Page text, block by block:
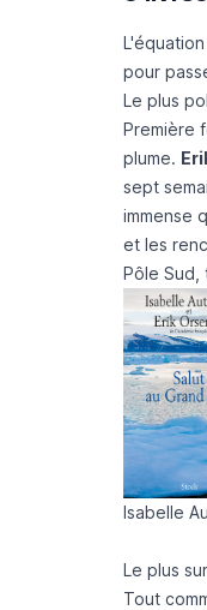
pour
Le plus
Première
plume.
sept
immense
et les
Pôle Sud,
Isabelle
Le plus
Tout